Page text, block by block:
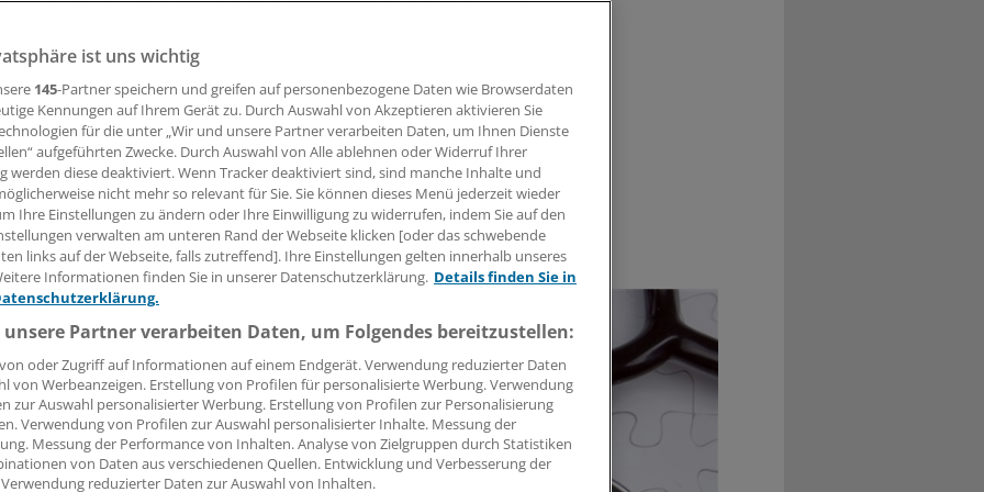
in den Praxen sind die Organspender-Zahlen auch
CSU-Politiker Pilsinger wirft Bundesgesundheitsminister Lauterbach
auf der Bremse zu stehen.
16:33 Uhr
ist uns wichtig
145-Partner speichern und greifen auf personenbezogene Daten wie Browserdaten
Kennungen auf Ihrem Gerät zu. Durch Auswahl von Akzeptieren aktivieren Sie
für die unter „Wir und unsere Partner verarbeiten Daten, um Ihnen Dienste
aufgeführten Zwecke. Durch Auswahl von Alle ablehnen oder Widerruf Ihrer
werden diese deaktiviert. Wenn Tracker deaktiviert sind, sind manche Inhalte und
nicht mehr so relevant für Sie. Sie können dieses Menü jederzeit wieder
Ihre Einstellungen zu ändern oder Ihre Einwilligung zu widerrufen, indem Sie auf den
verwalten am unteren Rand der Webseite klicken [oder das schwebende
links auf der Webseite, falls zutreffend]. Ihre Einstellungen gelten innerhalb unseres
Informationen finden Sie in unserer Datenschutzerklärung. Details finden Sie in
Partner verarbeiten Daten, um Folgendes bereitzustellen:
oder Zugriff auf Informationen auf einem Endgerät. Verwendung reduzierter Daten
von Werbeanzeigen. Erstellung von Profilen für personalisierte Werbung. Verwendung
zur Auswahl personalisierter Werbung. Erstellung von Profilen zur Personalisierung
Verwendung von Profilen zur Auswahl personalisierter Inhalte. Messung der
Messung der Performance von Inhalten. Analyse von Zielgruppen durch Statistiken
von Daten aus verschiedenen Quellen. Entwicklung und Verbesserung der
reduzierter Daten zur Auswahl von Inhalten.